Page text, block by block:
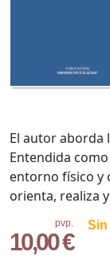
pvp.
10,00 €
Sin
El autor aborda
Entendida
entorno físico y
orienta, realiza